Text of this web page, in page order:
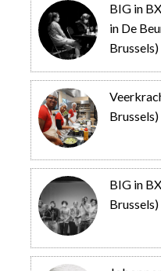
BIG in
in De
Brussels)
Brussels)
BIG in
Brussels)